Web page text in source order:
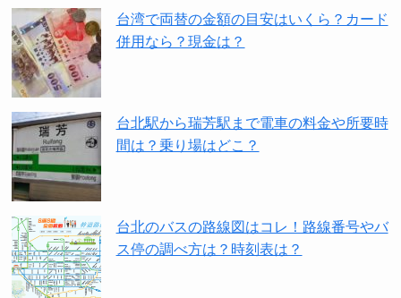
台湾で両替の金額の目安はいくら？カード
併用なら？現金は？
台北駅から瑞芳駅まで電車の料金や所要時
間は？乗り場はどこ？
台北のバスの路線図はコレ！路線番号やバ
ス停の調べ方は？時刻表は？